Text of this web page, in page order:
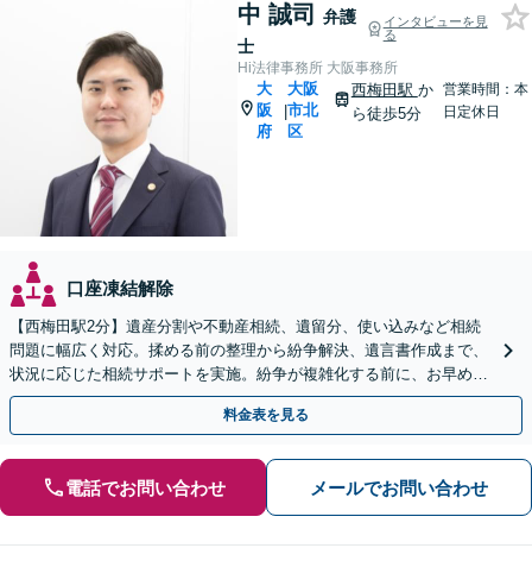
中 誠司
弁護
士
インタビューを見
る
Hi法律事務所 大阪事務所
大
阪
府
|
大阪
市北
区
西梅田駅 か
ら徒歩5分
営業時間：本
日定休日
口座凍結解除
【西梅田駅2分】遺産分割や不動産相続、遺留分、使い込みなど相続
問題に幅広く対応。揉める前の整理から紛争解決、遺言書作成まで、
状況に応じた相続サポートを実施。紛争が複雑化する前に、お早めに
ご相談ください【オンライン面談可】【夜間・休日相談可】
料金表を見る
電話でお問い合わせ メールでお問い合わせ